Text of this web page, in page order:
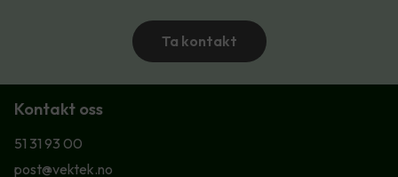
Ta kontakt
Kontakt oss
51 31 93 00
post@vektek.no